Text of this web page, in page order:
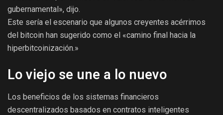
gubernamental», dijo.
Este sería el escenario que algunos creyentes acérrimos
del bitcoin han sugerido como el «camino final hacia la
hiperbitcoinización.»
Lo viejo se une a lo nuevo
Los beneficios de los sistemas financieros
descentralizados basados en contratos inteligentes